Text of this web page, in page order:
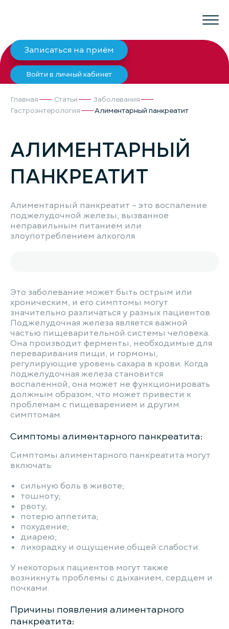
Записаться на приём
Войти в личный кабинет
Главная Статьи
Заболевания
Гастроэнтерология
Алиментарный панкреатит
АЛИМЕНТАРНЫЙ
ПАНКРЕАТИТ
Алиментарный панкреатит – это воспаление
поджелудочной железы, вызванное
неправильным питанием или
злоупотреблением алкоголя.
Это заболевание может быть острым или
хроническим, и его симптомы могут
значительно различаться у разных пациентов.
Поджелудочная железа является важной
частью пищеварительной системы человека.
Она производит ферменты, необходимые для
переваривания пищи, и гормоны,
регулирующие уровень сахара в крови. Когда
поджелудочная железа становится
воспаленной, она может не функционировать
должным образом, что может привести к
проблемам с пищеварением и другим
симптомам.
Симптомы алиментарного панкреатита:
Симптомы алиментарного панкреатита могут
включать:
сильную боль в животе;
тошноту;
рвоту;
потерю аппетита;
похудение;
диарею;
лихорадку и ощущение общей слабости.
У некоторых пациентов могут также
возникнуть проблемы с дыханием, сердцем и
почками.
Причины появления алиментарного
панкреатита: